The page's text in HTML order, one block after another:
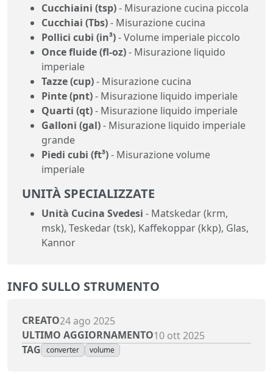
Cucchiaini (tsp)- Misurazione cucina piccola
Cucchiai (Tbs)- Misurazione cucina
Pollici cubi (in³)- Volume imperiale piccolo
Once fluide (fl-oz)- Misurazione liquido
imperiale
Tazze (cup)- Misurazione cucina
Pinte (pnt)- Misurazione liquido imperiale
Quarti (qt)- Misurazione liquido imperiale
Galloni (gal)- Misurazione liquido imperiale
grande
Piedi cubi (ft³)- Misurazione volume
imperiale
UNITÀ SPECIALIZZATE
Unità Cucina Svedesi - Matskedar (krm,
msk), Teskedar (tsk), Kaffekoppar (kkp), Glas,
Kannor
INFO SULLO STRUMENTO
CREATO24 ago 2025
ULTIMO AGGIORNAMENTO10 ott 2025
TAG converter volume